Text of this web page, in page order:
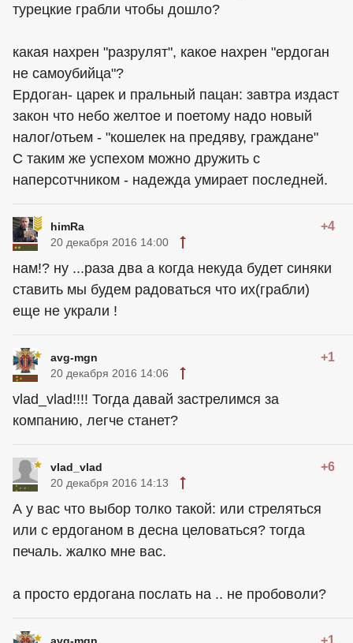
турецкие грабли чтобы дошло?
какая нахрен "разрулят", какое нахрен "ердоган
не самоубийца"?
Ердоган- царек и пральный пацан: завтра издаст
закон что небо желтое и поетому надо новый
налог/отьем - "кошелек на предяву, граждане"
С таким же успехом можно дружить с
наперсотчником - надежда умирает последней.
himRa +4
20 декабря 2016 14:00
нам!? ну ...раза два а когда некуда будет синяки
ставить мы будем радоваться что их(грабли)
еще не украли !
avg-mgn +1
20 декабря 2016 14:06
vlad_vlad!!!! Тогда давай застрелимся за
компанию, легче станет?
vlad_vlad +6
20 декабря 2016 14:13
А у вас что выбор толко такой: или стреляться
или с ердоганом в десна целоваться? тогда
печаль. жалко мне вас.
а просто ердогана послать на .. не пробоволи?
+1